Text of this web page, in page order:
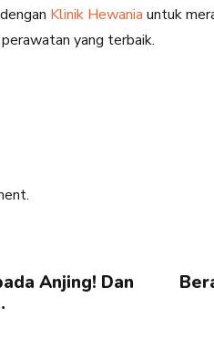
Klinik Hewania untuk
yang terbaik.
Anjing! Dan